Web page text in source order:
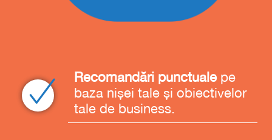
Recomandări punctualepe
baza nișei tale și obiectivelor
tale de business.